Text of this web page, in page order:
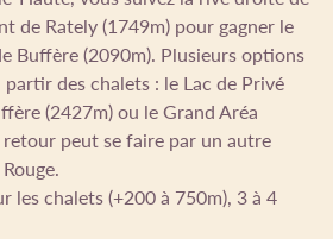
de Rately (1749m) pour gagner le
Buffère (2090m). Plusieurs options
des chalets : le Lac de Privé
(2427m) ou le Grand Aréa
retour peut se faire par un autre
les chalets (+200 à 750m), 3 à 4